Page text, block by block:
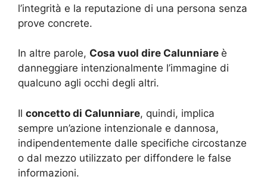
l’integrità e la reputazione di una persona senza
prove concrete.
In altre parole, Cosa vuol dire Calunniare è
danneggiare intenzionalmente l’immagine di
qualcuno agli occhi degli altri.
Il concetto di Calunniare, quindi, implica
sempre un’azione intenzionale e dannosa,
indipendentemente dalle specifiche circostanze
o dal mezzo utilizzato per diffondere le false
informazioni.